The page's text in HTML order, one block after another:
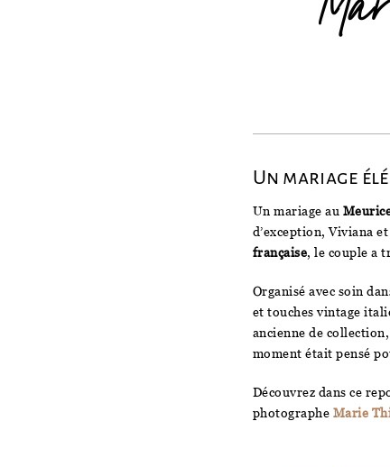
Un mariage
Un mariage au
d’exception, Viviana
française, le couple a
Organisé avec soin
et touches vintage
ancienne de
moment était pensé
Découvrez dans ce
photographe Marie